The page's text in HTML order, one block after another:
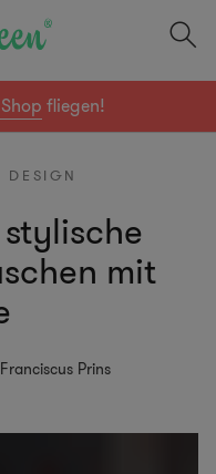
fliegen!
DESIGN
mit
Franciscus Prins